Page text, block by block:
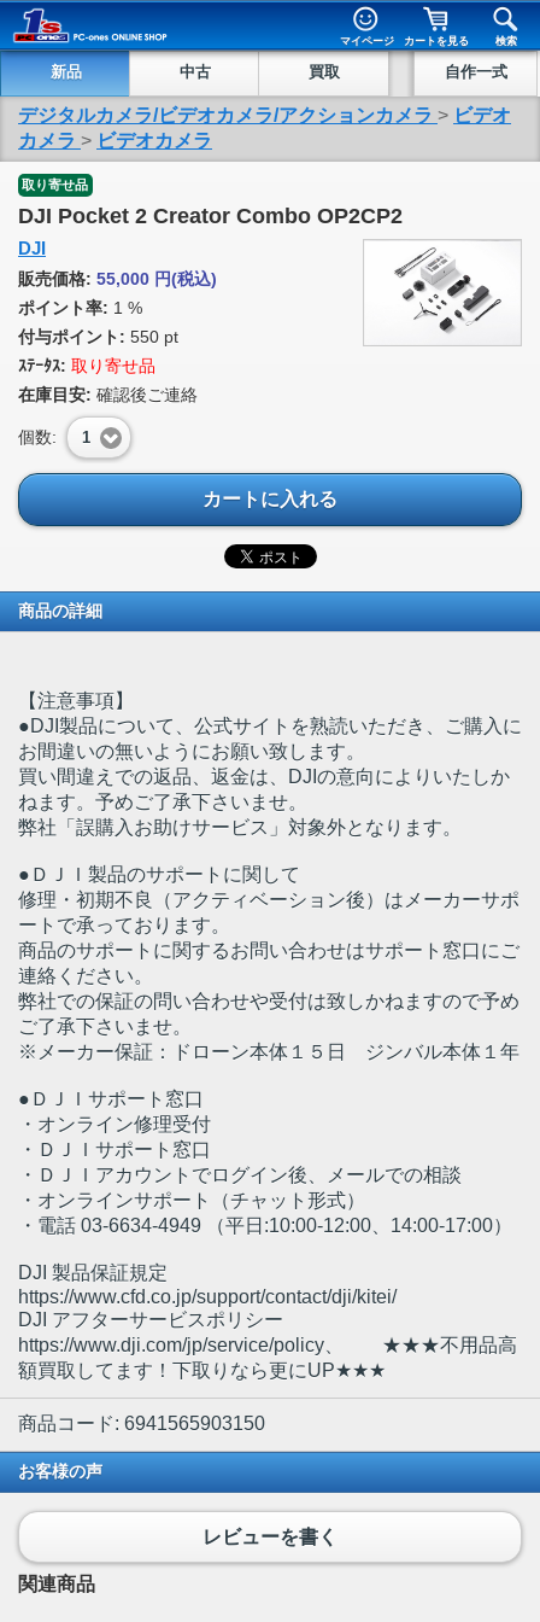
マイページ カートを見る 検索
新品 中古 買取 自作一式
デジタルカメラ/ビデオカメラ/アクションカメラ > ビデオ
カメラ > ビデオカメラ
取り寄せ品
DJI Pocket 2 Creator Combo OP2CP2
DJI
販売価格: 55,000 円(税込)
ポイント率: 1 %
付与ポイント: 550 pt
ｽﾃｰﾀｽ: 取り寄せ品
在庫目安: 確認後ご連絡
個数: 1
カートに入れる
商品の詳細
【注意事項】
●DJI製品について、公式サイトを熟読いただき、ご購入に
お間違いの無いようにお願い致します。
買い間違えでの返品、返金は、DJIの意向によりいたしか
ねます。予めご了承下さいませ。
弊社「誤購入お助けサービス」対象外となります。
●ＤＪＩ製品のサポートに関して
修理・初期不良（アクティベーション後）はメーカーサポ
ートで承っております。
商品のサポートに関するお問い合わせはサポート窓口にご
連絡ください。
弊社での保証の問い合わせや受付は致しかねますので予め
ご了承下さいませ。
※メーカー保証：ドローン本体１５日 ジンバル本体１年
●ＤＪＩサポート窓口
・オンライン修理受付
・ＤＪＩサポート窓口
・ＤＪＩアカウントでログイン後、メールでの相談
・オンラインサポート（チャット形式）
・電話 03-6634-4949 （平日:10:00-12:00、14:00-17:00）
DJI 製品保証規定
https://www.cfd.co.jp/support/contact/dji/kitei/
DJI アフターサービスポリシー
https://www.dji.com/jp/service/policy、 ★★★不用品高
額買取してます！下取りなら更にUP★★★
商品コード: 6941565903150
お客様の声
レビューを書く
関連商品